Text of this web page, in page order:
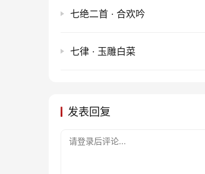
七绝二首 · 合欢吟
七律 · 玉雕白菜
发表回复
请登录后评论...